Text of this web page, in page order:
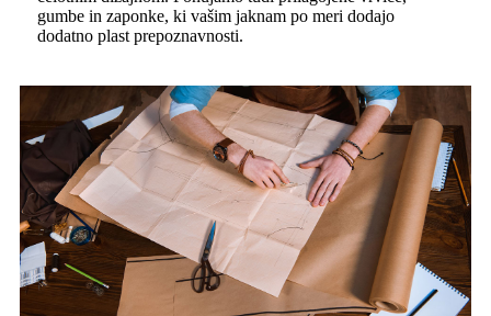
gumbe in zaponke, ki vašim jaknam po meri dodajo
dodatno plast prepoznavnosti.